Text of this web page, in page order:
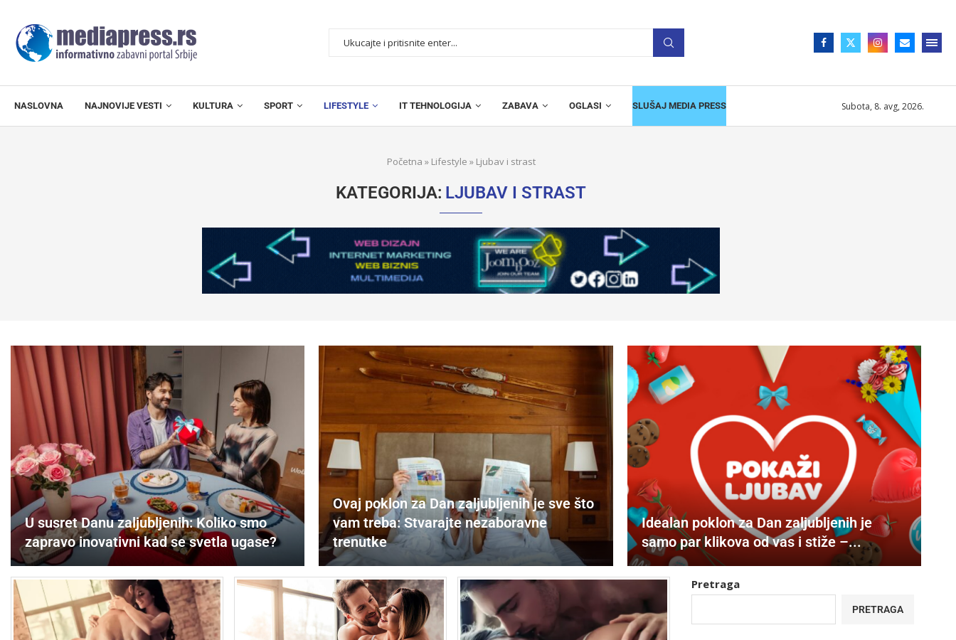
NASLOVNA NAJNOVIJE VESTI KULTURA SPORT LIFESTYLE IT TEHNOLOGIJA ZABAVA OGLASI SLUŠAJ MEDIA PRESS Subota, 8. avg, 2026.
Početna » Lifestyle » Ljubav i strast
KATEGORIJA: LJUBAV I STRAST
U susret Danu zaljubljenih: Koliko smo
zapravo inovativni kad se svetla ugase?
Ovaj poklon za Dan zaljubljenih je sve što
vam treba: Stvarajte nezaboravne
trenutke
Idealan poklon za Dan zaljubljenih je
samo par klikova od vas i stiže –...
Pretraga
PRETRAGA